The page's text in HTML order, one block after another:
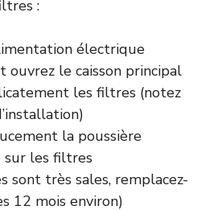
:
électrique
ouvrez le caisson principal
les filtres (notez
la poussière
sur les filtres
sont très sales, remplacez-
12 mois environ)